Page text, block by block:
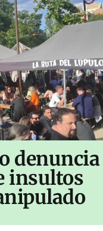
denuncia
insultos